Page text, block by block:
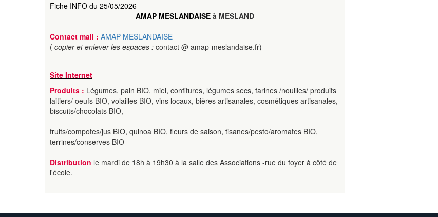
Fiche INFO du 25/05/2026
AMAP MESLANDAISE à MESLAND
Contact mail : AMAP MESLANDAISE
( copier et enlever les espaces : contact @ amap-meslandaise.fr)
Site Internet
Produits : Légumes, pain BIO, miel, confitures, légumes secs, farines /nouilles/ produits
laitiers/ oeufs BIO, volailles BIO, vins locaux, bières artisanales, cosmétiques artisanales,
biscuits/chocolats BIO,
fruits/compotes/jus BIO, quinoa BIO, fleurs de saison, tisanes/pesto/aromates BIO,
terrines/conserves BIO
Distribution le mardi de 18h à 19h30 à la salle des Associations -rue du foyer à côté de
l'école.